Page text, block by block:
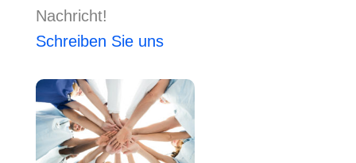
Nachricht!
Schreiben Sie uns